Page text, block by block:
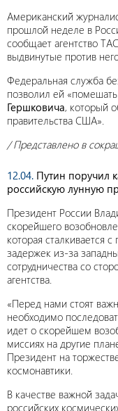
Американский
прошлой неделе в
сообщает агентство
выдвинутые против
Федеральная служба
позволил ей
Гершковича, который
правительства США».
/ Представлено в
12.04. Путин поручил
российскую лунную
Президент России
скорейшего
которая сталкивается
задержек из-за
сотрудничества со
агентства.
«Перед нами стоят
необходимо
идет о скорейшем
миссиях на другие
Президент на
космонавтики.
В качестве важной
российских